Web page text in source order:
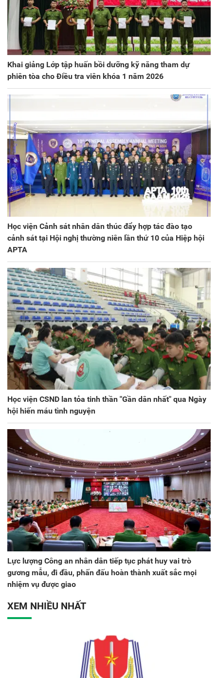
Khai giảng Lớp tập huấn bồi dưỡng kỹ năng tham dự
phiên tòa cho Điều tra viên khóa 1 năm 2026
Học viện Cảnh sát nhân dân thúc đẩy hợp tác đào tạo
cảnh sát tại Hội nghị thường niên lần thứ 10 của Hiệp hội
APTA
Học viện CSND lan tỏa tinh thần "Gần dân nhất" qua Ngày
hội hiến máu tình nguyện
Lực lượng Công an nhân dân tiếp tục phát huy vai trò
gương mẫu, đi đầu, phấn đấu hoàn thành xuất sắc mọi
nhiệm vụ được giao
XEM NHIỀU NHẤT